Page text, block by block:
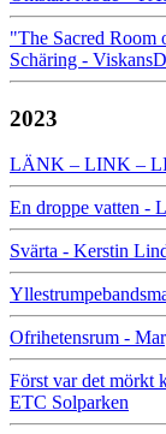
"The Sacred Room
Schäring -
2023
LÄNK – LINK –
En droppe vatten -
Svärta - Kerstin
Ofrihetensrum -
Först var det mörkt
ETC Solparken